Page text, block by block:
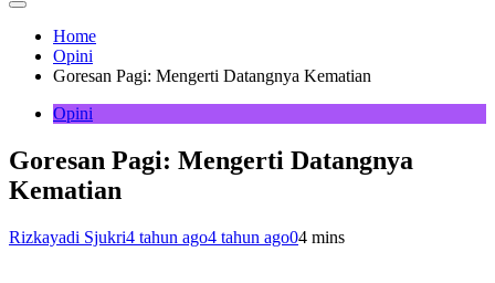
Home
Opini
Goresan Pagi: Mengerti Datangnya Kematian
Opini
Goresan Pagi: Mengerti Datangnya
Kematian
Rizkayadi Sjukri4 tahun ago4 tahun ago04 mins